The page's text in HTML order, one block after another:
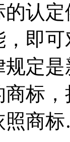
认
即
定
标
照商